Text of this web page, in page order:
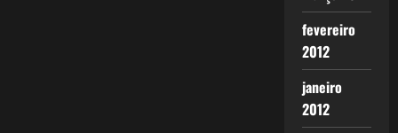
fevereiro
2012
janeiro
2012